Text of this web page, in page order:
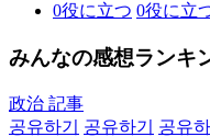
0役に立つ 0役に立
みんなの感想ランキ
政治 記事
공유하기
공유하기 공유하